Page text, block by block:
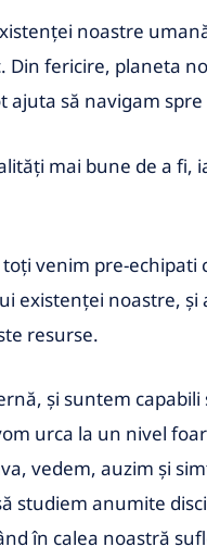
noastre
Din fericire, planeta
ajuta să navigam
mai bune de a fi,
venim pre-echipati
existenței noastre, și
resurse.
și suntem capabili
urca la un nivel
vedem, auzim și
studiem anumite
în calea noastră